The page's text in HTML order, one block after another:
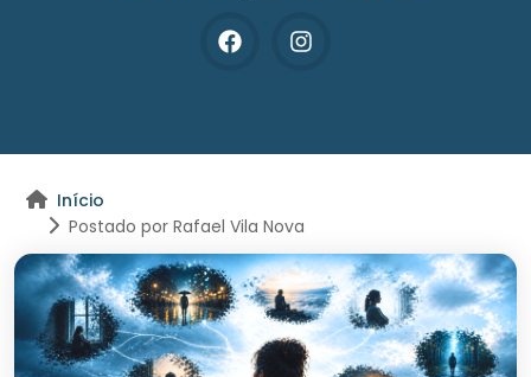
Início
Postado por Rafael Vila Nova